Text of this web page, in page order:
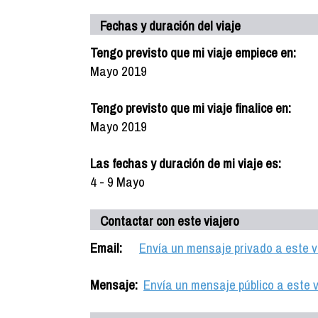
Fechas y duración del viaje
Tengo previsto que mi viaje empiece en:
Mayo 2019
Tengo previsto que mi viaje finalice en:
Mayo 2019
Las fechas y duración de mi viaje es:
4 - 9 Mayo
Contactar con este viajero
Email:
Envía un mensaje privado a este
Mensaje: Envía un mensaje público a este